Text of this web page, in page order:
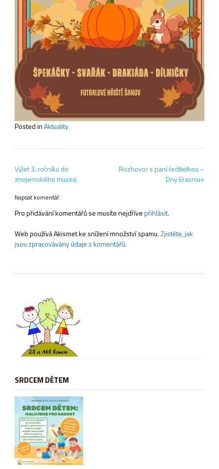
Posted inAktuality
Navigace
pro
příspěvek
Výlet 3. ročníku do
znojemského muzea
Rozhovor s paní ředitelkou –
Dny Erasmu+
Napsat komentář
Pro přidávání komentářů se musíte nejdřívepřihlásit.
Web používá Akismet ke snížení množství spamu.Zjistěte, jak
jsou zpracovávány údaje z komentářů.
SRDCEM DĚTEM